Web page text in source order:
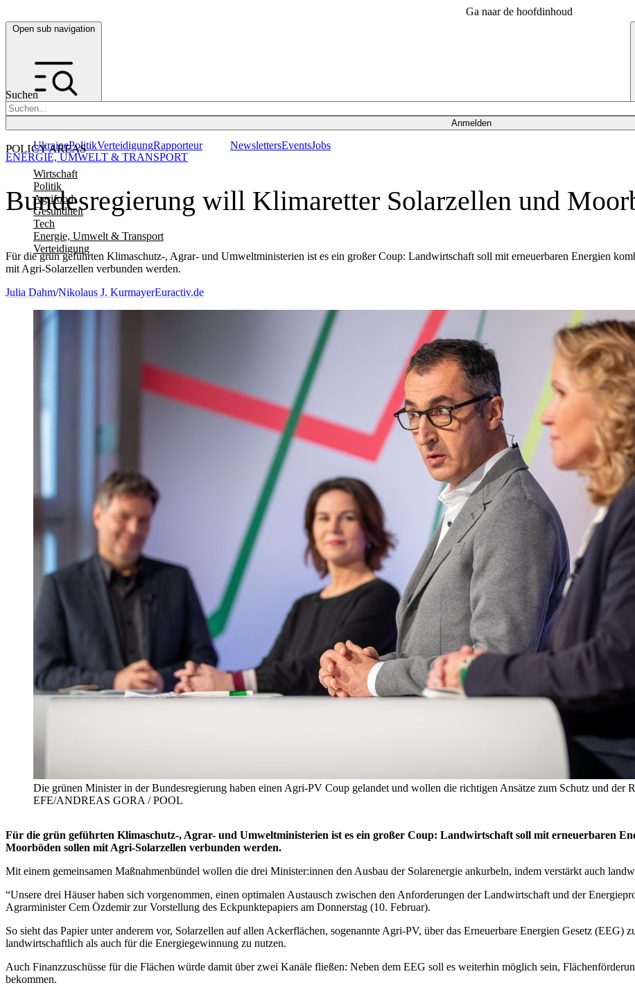
Ga naar de hoofdinhoud
Open sub navigation
Suchen
Anmelden
POLICY AREAS
Wirtschaft
Politik
Agrifood
Gesundheit
Tech
Energie, Umwelt & Transport
Verteidigung
UkrainePolitikVerteidigungRapporteur NewslettersEventsJobs
Bundesregierung will Klimaretter Solarzellen und
Für die grün geführten Klimaschutz-, Agrar- und Umweltministerien ist es ein großer Coup: Landwirtschaft soll mit erneuerbaren Energien
mit Agri-Solarzellen verbunden werden.
ENERGIE, UMWELT & TRANSPORT
Julia Dahm/Nikolaus J. KurmayerEuractiv.de
Die grünen Minister in der Bundesregierung haben einen Agri-PV Coup gelandet und wollen die richtigen Ansätze zum Schutz und der
EFE/ANDREAS GORA / POOL
Für die grün geführten Klimaschutz-, Agrar- und Umweltministerien ist es ein großer Coup: Landwirtschaft soll mit erneuerbaren
Moorböden sollen mit Agri-Solarzellen verbunden werden.
Mit einem gemeinsamen Maßnahmenbündel wollen die drei Minister:innen den Ausbau der Solarenergie ankurbeln, indem verstärkt auch
“Unsere drei Häuser haben sich vorgenommen, einen optimalen Austausch zwischen den Anforderungen der Landwirtschaft und der
Agrarminister Cem Özdemir zur Vorstellung des Eckpunktepapiers am Donnerstag (10. Februar).
So sieht das Papier unter anderem vor, Solarzellen auf allen Ackerflächen, sogenannte Agri-PV, über das Erneuerbare Energien Gesetz
landwirtschaftlich als auch für die Energiegewinnung zu nutzen.
Auch Finanzzuschüsse für die Flächen würde damit über zwei Kanäle fließen: Neben dem EEG soll es weiterhin möglich sein,
bekommen.